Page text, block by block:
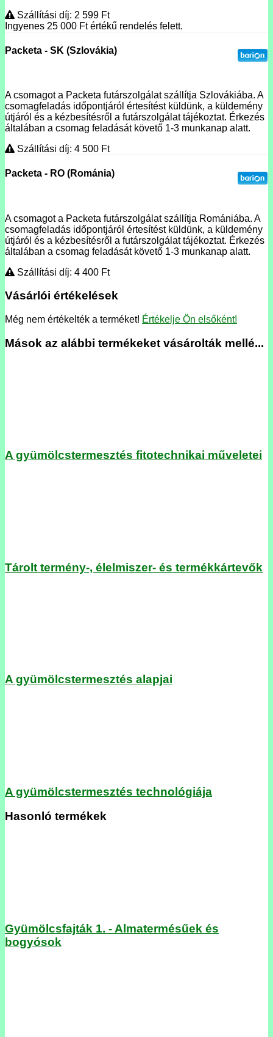
Szállítási díj: 2 599 Ft
Ingyenes 25 000 Ftértékű rendelés felett.
Packeta - SK (Szlovákia)
A csomagot a Packeta futárszolgálat szállítja Szlovákiába. A
csomagfeladás időpontjáról értesítést küldünk, a küldemény
útjáról és a kézbesítésről a futárszolgálat tájékoztat. Érkezés
általában a csomag feladását követő 1-3 munkanap alatt.
Szállítási díj: 4 500 Ft
Packeta - RO (Románia)
A csomagot a Packeta futárszolgálat szállítja Romániába. A
csomagfeladás időpontjáról értesítést küldünk, a küldemény
útjáról és a kézbesítésről a futárszolgálat tájékoztat. Érkezés
általában a csomag feladását követő 1-3 munkanap alatt.
Szállítási díj: 4 400 Ft
Vásárlói értékelések
Még nem értékelték a terméket! Értékelje Ön elsőként!
Mások az alábbi termékeket vásárolták mellé...
A gyümölcstermesztés fitotechnikai műveletei
Tárolt termény-, élelmiszer- és termékkártevők
A gyümölcstermesztés alapjai
A gyümölcstermesztés technológiája
Hasonló termékek
Gyümölcsfajták 1. - Almatermésűek és
bogyósok